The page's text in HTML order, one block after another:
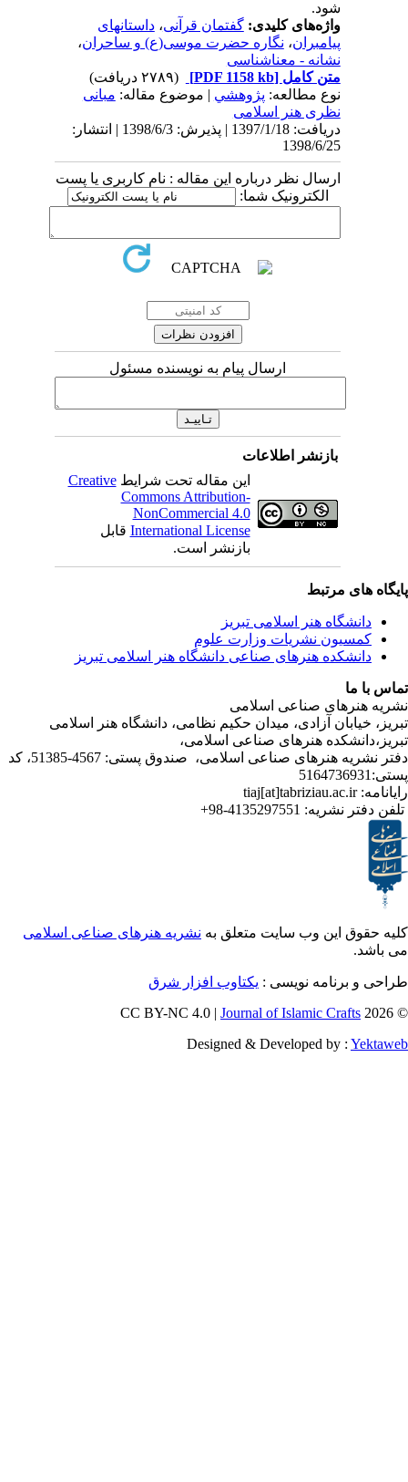
واژه‌های کلیدی:گفتمان قرآنی،داستانهای
،نگاره حضرت موسی(ع) و ساحران،
نشانه - معناشناسی
متن کامل[PDF 1158 kb]
(۲۷۸۹ دریافت)
نوع مطالعه: پژوهشي | موضوع مقاله:مبانی
نظری هنر اسلامی
دریافت: 1397/1/18 | پذیرش: 1398/6/3 | انتشار:
1398/6/25
ارسال نظر درباره این مقاله : نام کاربری یا پست
الکترونیک شما:
ارسال پیام به نویسنده مسئول
بازنشر اطلاعات
این مقاله تحت شرایطCreative
Commons Attribution-
NonCommercial 4.0
International Licenseقابل
بازنشر است.
مرتبط
هنر اسلامی تبریز
نشریات وزارت علوم
هنرهای صناعی دانشگاه هنر اسلامی تبریز
صناعی اسلامی
آزادی، میدان حکیم نظامی، دانشگاه هنر اسلامی
هنرهای صناعی اسلامی،
دفتر نشریه هنرهای صناعی اسلامی، صندوق پستی: 4567-51385، کد
نشریه:4135297551-98+
این وب سایت متعلق بهنشریه هنرهای صناعی اسلامی
نویسی : یکتاوب افزار شرق
Journal of Islamic
Designed & Developed by :